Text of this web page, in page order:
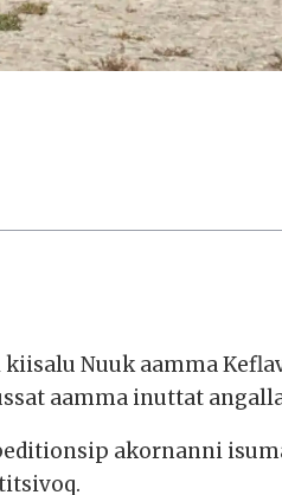
Nuuk aamma
aamma inuttat
akornanni